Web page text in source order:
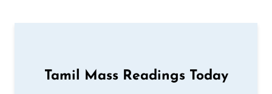
Tamil Mass Readings Today